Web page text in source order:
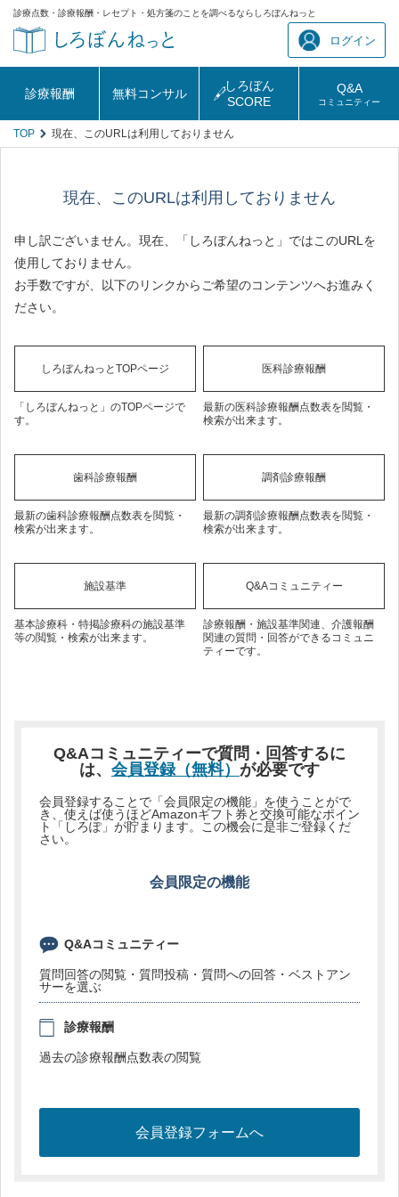
診療点数・診療報酬・レセプト・処方箋のことを調べるならしろぼんねっと
ログイン
診療報酬 無料コンサル
しろぼん
SCORE
Q&A
コミュニティー
TOP 現在、このURLは利用しておりません
現在、このURLは利用しておりません
申し訳ございません。現在、「しろぼんねっと」ではこのURLを
使用しておりません。
お手数ですが、以下のリンクからご希望のコンテンツへお進みく
ださい。
しろぼんねっとTOPページ
「しろぼんねっと」のTOPページで
す。
医科診療報酬
最新の医科診療報酬点数表を閲覧・
検索が出来ます。
歯科診療報酬
最新の歯科診療報酬点数表を閲覧・
検索が出来ます。
調剤診療報酬
最新の調剤診療報酬点数表を閲覧・
検索が出来ます。
施設基準
基本診療科・特掲診療科の施設基準
等の閲覧・検索が出来ます。
Q&Aコミュニティー
診療報酬・施設基準関連、介護報酬
関連の質問・回答ができるコミュニ
ティーです。
Q&Aコミュニティーで質問・回答するに
は、 会員登録（無料） が必要です
会員登録することで「会員限定の機能」を使うことがで
き、使えば使うほどAmazonギフト券と交換可能なポイン
ト「しろぽ」が貯まります。この機会に是非ご登録くだ
さい。
会員限定の機能
Q&Aコミュニティー
質問回答の閲覧・質問投稿・質問への回答・ベストアン
サーを選ぶ
診療報酬
過去の診療報酬点数表の閲覧
会員登録フォームへ